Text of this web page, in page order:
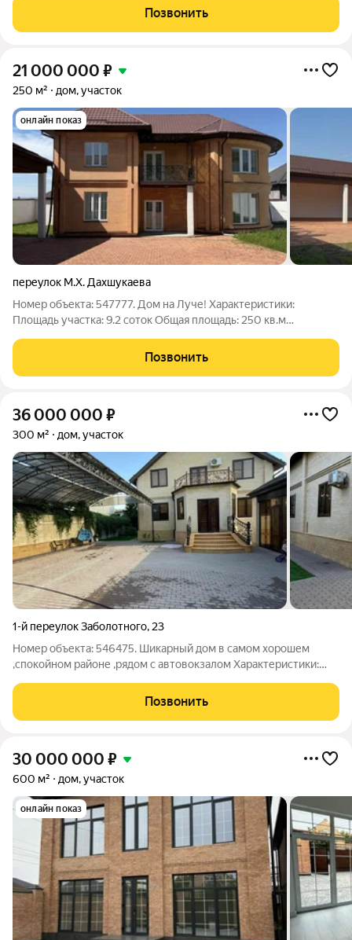
небольшой навес. В первом доме: прихожая, кухня ванна, зал и
три спальные комнаты. Во
Позвонить
21 000 000 ₽
250 м² дом, участок
онлайн показ
переулок М.Х. Дахшукаева
Номер объекта: 547777. Дом на Луче! Характеристики:
Площадь участка: 9.2 соток Общая площадь: 250 кв.м
Продается двухэтажный шикарный дом, со всеми удобствами
вам остаётся только купить мебель
Позвонить
36 000 000 ₽
300 м² дом, участок
1-й переулок Заболотного, 23
Номер объекта: 546475. Шикарный дом в самом хорошем
,спокойном районе ,рядом с автовокзалом Характеристики:
этажей-2 Инфраструктура: Остановка Школа №57 (7минут
пешком) Школа №13 (14 минут
Позвонить
30 000 000 ₽
600 м² дом, участок
онлайн показ